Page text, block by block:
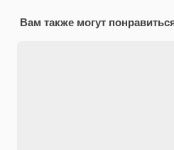
Вам также могут